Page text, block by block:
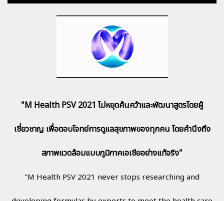
"M Health PSV 2021 ไม่หยุดค้นคว้าและพัฒนาสูตรโดยผู้
เชี่ยวชาญ เพื่อตอบโจทย์การดูแลสุขภาพของทุกคน โดยคำนึงถึง
สภาพแวดล้อมแบบภูมิภาคเอเชียอย่างแท้จริง"
"M Health PSV 2021 never stops researching and